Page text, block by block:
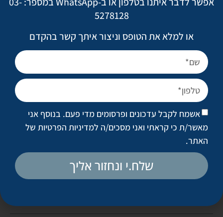
יריעות אלה (המונחות במהלך הניתוח בנוסף למשתלי הסיליקון
טוענים המציגים, להשיג שיפור משמעותי בקיבוע המשתל לדופן בית
החזה ולשיפור בתוצאות האסתטיות של הניתוחים להרמת שדיים
ובניתוחי השחזור אחרי כריתה. מכאן שמטרתן העיקרית של היריעות
העוטפות את משתלי הסיליקון בניתוחים להרמת השדיים והשחזור
היא להאט את הצניחה (הבלתי נמנעת) של השד שהורם מעלה
בניתוח.
עוד הוצגו בכינוס עבודות מחקר וטכניקות לעיצוב מחדש של "העין
המתבגרת". על החדש "והישן" בניתוחי העפעף התחתון אכתוב
בהרחבה בפעם הבאה. •
5278128
או למלא את הטופס וניצור איתך קשר בהקדם
אשמח לקבל עדכונים ופרסומים מדי פעם. בנוסף אני
מאשר/ת כי קראתי ואני מסכים/ה למדיניות הפרטיות של
האתר.
שלח.י ונחזור אליך